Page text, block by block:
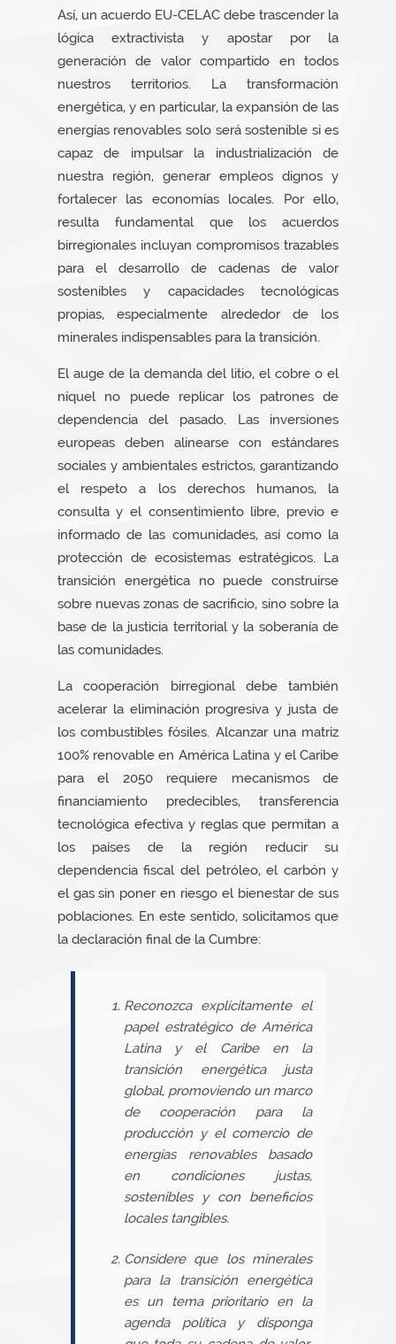
Así, un acuerdo EU-CELAC debe trascender la
lógica extractivista y apostar por la
generación de valor compartido en todos
nuestros territorios. La transformación
energética, y en particular, la expansión de las
energías renovables solo será sostenible si es
capaz de impulsar la industrialización de
nuestra región, generar empleos dignos y
fortalecer las economías locales. Por ello,
resulta fundamental que los acuerdos
birregionales incluyan compromisos trazables
para el desarrollo de cadenas de valor
sostenibles y capacidades tecnológicas
propias, especialmente alrededor de los
minerales indispensables para la transición.
El auge de la demanda del litio, el cobre o el
níquel no puede replicar los patrones de
dependencia del pasado. Las inversiones
europeas deben alinearse con estándares
sociales y ambientales estrictos, garantizando
el respeto a los derechos humanos, la
consulta y el consentimiento libre, previo e
informado de las comunidades, así como la
protección de ecosistemas estratégicos. La
transición energética no puede construirse
sobre nuevas zonas de sacrificio, sino sobre la
base de la justicia territorial y la soberanía de
las comunidades.
La cooperación birregional debe también
acelerar la eliminación progresiva y justa de
los combustibles fósiles. Alcanzar una matriz
100% renovable en América Latina y el Caribe
para el 2050 requiere mecanismos de
financiamiento predecibles, transferencia
tecnológica efectiva y reglas que permitan a
los países de la región reducir su
dependencia fiscal del petróleo, el carbón y
el gas sin poner en riesgo el bienestar de sus
poblaciones. En este sentido, solicitamos que
la declaración final de la Cumbre:
Reconozca explícitamente el
papel estratégico de América
Latina y el Caribe en la
transición energética justa
global, promoviendo un marco
de cooperación para la
producción y el comercio de
energías renovables basado
en condiciones justas,
sostenibles y con beneficios
locales tangibles.
Considere que los minerales
para la transición energética
es un tema prioritario en la
agenda política y disponga